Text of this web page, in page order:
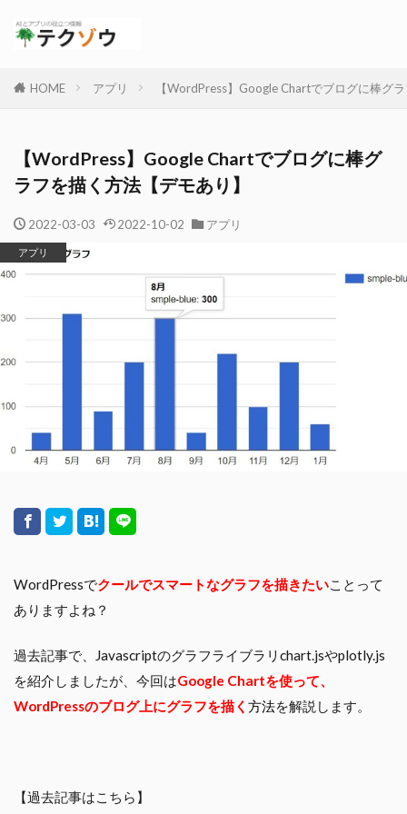
HOME アプリ 【WordPress】Google Chartでブログに棒グ
【WordPress】Google Chartでブログに棒グ
ラフを描く方法【デモあり】
2022-03-03 2022-10-02 アプリ
アプリ
WordPressでクールでスマートなグラフを描きたいことって
ありますよね？
過去記事で、Javascriptのグラフライブラリchart.jsやplotly.js
を紹介しましたが、今回はGoogle Chartを使って、
WordPressのブログ上にグラフを描く 方法を解説します。
【過去記事はこちら】